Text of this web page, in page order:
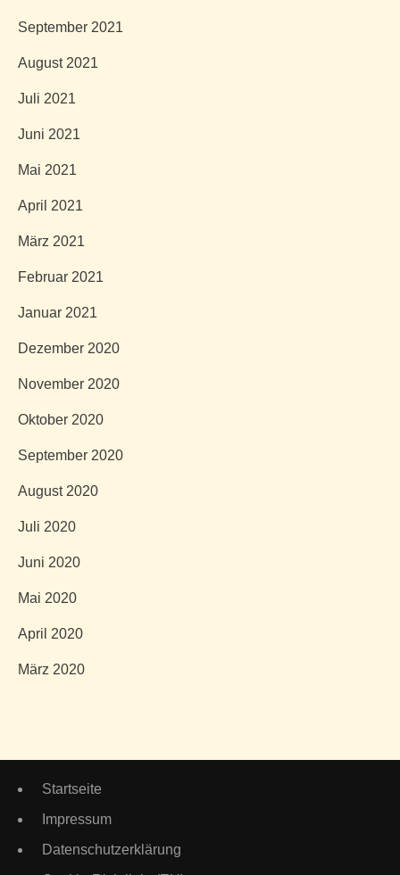
September 2021
August 2021
Juli 2021
Juni 2021
Mai 2021
April 2021
März 2021
Februar 2021
Januar 2021
Dezember 2020
November 2020
Oktober 2020
September 2020
August 2020
Juli 2020
Juni 2020
Mai 2020
April 2020
März 2020
Startseite
Impressum
Datenschutzerklärung